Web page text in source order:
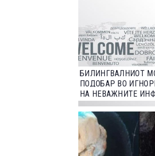
БИЛИНГВАЛНИОТ
ПОДОБАР ВО
НА НЕВАЖНИТЕ